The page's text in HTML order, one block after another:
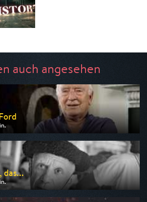
auch angesehen
Maxx
das...